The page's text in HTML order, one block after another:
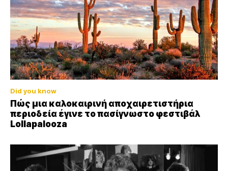
Did you know
Πώς μια καλοκαιρινή αποχαιρετιστήρια
περιοδεία έγινε το πασίγνωστο φεστιβάλ
Lollapalooza